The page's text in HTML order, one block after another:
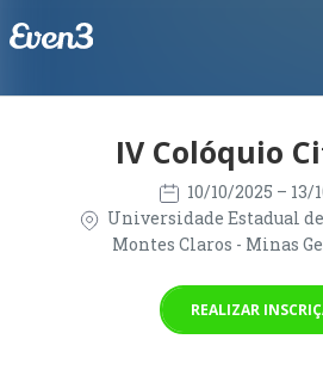
IV Colóquio
10/10/2025 – 13/
Universidade Estadual
Montes Claros - Minas
REALIZAR